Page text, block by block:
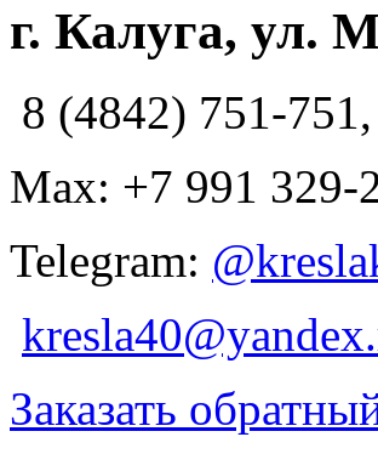
г. Калуга, ул.
8 (4842) 751-
Max: +7 991 329-
Telegram:
Заказать